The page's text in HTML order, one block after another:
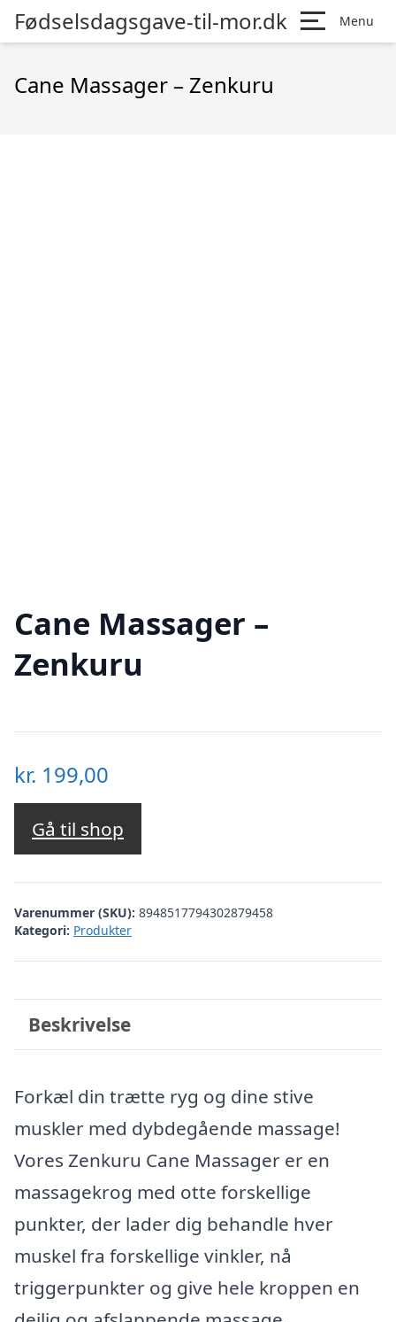
Fødselsdagsgave-til-mor.dk Menu
Cane Massager – Zenkuru
Cane Massager –
Zenkuru
kr. 199,00
Gå til shop
Varenummer (SKU): 8948517794302879458
Kategori: Produkter
Beskrivelse
Forkæl din trætte ryg og dine stive
muskler med dybdegående massage!
Vores Zenkuru Cane Massager er en
massagekrog med otte forskellige
punkter, der lader dig behandle hver
muskel fra forskellige vinkler, nå
triggerpunkter og give hele kroppen en